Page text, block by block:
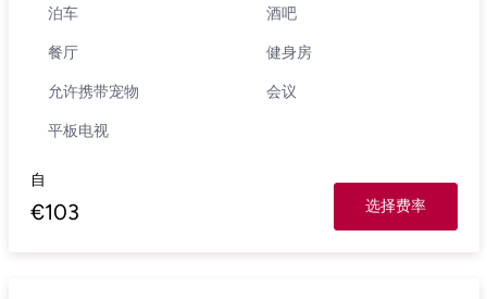
泊车 酒吧
餐厅 健身房
允许携带宠物 会议
平板电视
自
€103 选择费率